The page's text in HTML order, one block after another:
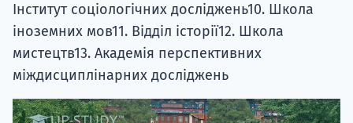
Інститут соціологічних досліджень10. Школа
іноземних мов11. Відділ історії12. Школа
мистецтв13. Академія перспективних
міждисциплінарних досліджень